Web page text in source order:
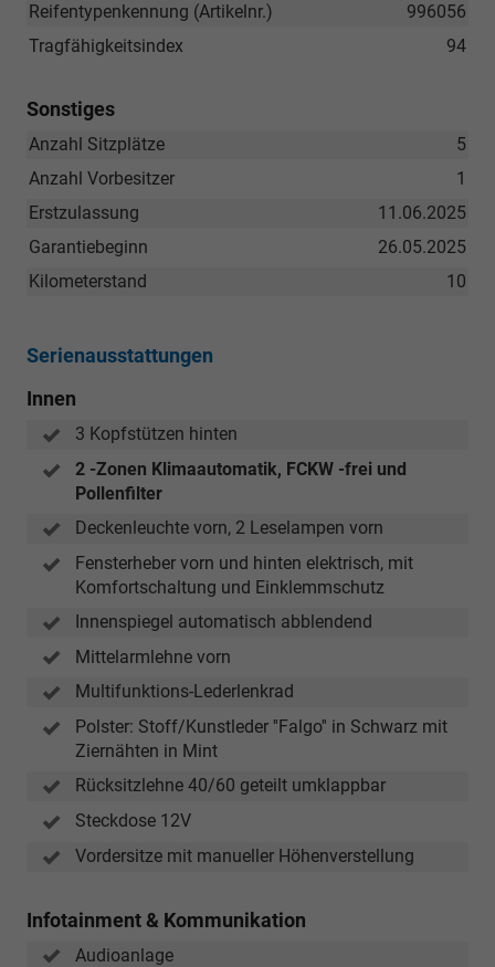
996056
Reifentypenkennung (Artikelnr.)
94
Tragfähigkeitsindex
Sonstiges
5
Anzahl Sitzplätze
1
Anzahl Vorbesitzer
11.06.2025
Erstzulassung
26.05.2025
Garantiebeginn
10
Kilometerstand
Serienausstattungen
Innen
3 Kopfstützen hinten
2 -Zonen Klimaautomatik, FCKW -frei und
Pollenfilter
Deckenleuchte vorn, 2 Leselampen vorn
Fensterheber vorn und hinten elektrisch, mit
Komfortschaltung und Einklemmschutz
Innenspiegel automatisch abblendend
Mittelarmlehne vorn
Multifunktions-Lederlenkrad
Polster: Stoff/Kunstleder ''Falgo'' in Schwarz mit
Ziernähten in Mint
Rücksitzlehne 40/60 geteilt umklappbar
Steckdose 12V
Vordersitze mit manueller Höhenverstellung
Infotainment & Kommunikation
Audioanlage